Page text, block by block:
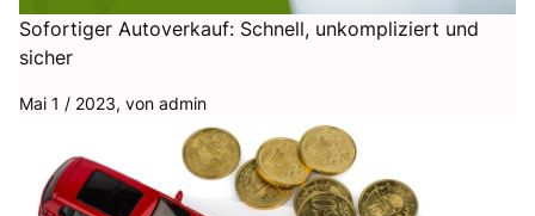
Sofortiger Autoverkauf: Schnell, unkompliziert und
sicher
Mai 1 / 2023, von admin